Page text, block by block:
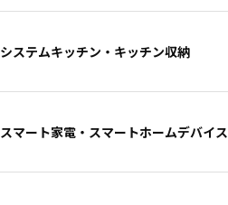
システムキッチン・キッチン収納
スマート家電・スマートホームデバイス